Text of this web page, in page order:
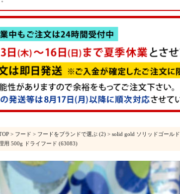
> フード > フードをブランドで選ぶ (2) > solid gold ソリッドゴールド
用 500g ドライフード (63083)